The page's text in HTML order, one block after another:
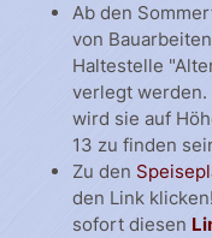
Ab den
von
Haltestelle
verlegt werden.
wird sie auf
13 zu finden
Zu den
den Link
sofort diesen